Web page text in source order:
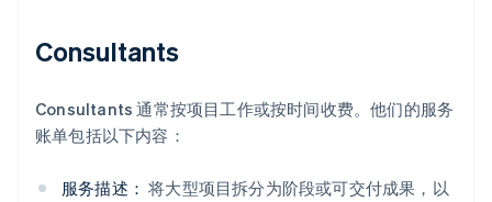
Consultants
Consultants 通常按项目工作或按时间收费。他们的服务
账单包括以下内容：
服务描述： 将大型项目拆分为阶段或可交付成果，以